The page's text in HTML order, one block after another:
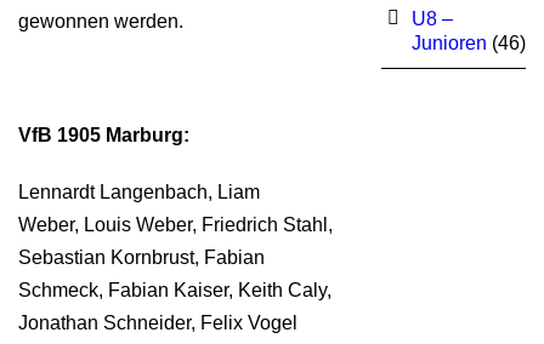
gewonnen werden.
VfB 1905 Marburg:
Lennardt Langenbach, Liam
Weber, Louis Weber, Friedrich Stahl,
Sebastian Kornbrust, Fabian
Schmeck, Fabian Kaiser, Keith Caly,
Jonathan Schneider, Felix Vogel
U8 –
Junioren (46)